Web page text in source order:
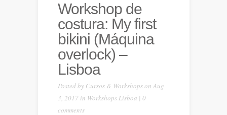
Workshop de
costura: My first
bikini (Máquina
overlock) –
Lisboa
Posted by Cursos & Workshopson Aug
3, 2017 in Workshops Lisboa | 0
comments